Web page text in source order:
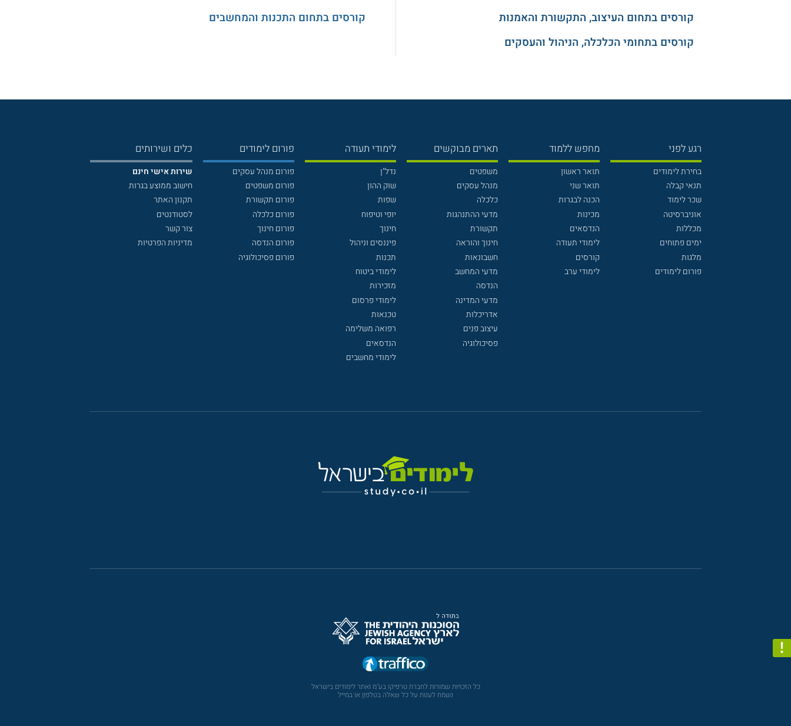
קורסים בתחום העיצוב, התקשורת והאמנות
קורסים בתחומי הכלכלה, הניהול והעסקים
קורסים בתחום התכנות והמחשבים
רגע לפני
בחירת לימודים
תנאי קבלה
שכר לימוד
אוניברסיטה
מכללות
ימים פתוחים
מלגות
פורום לימודים
מחפש ללמוד
תואר ראשון
תואר שני
הכנה לבגרות
מכינות
הנדסאים
לימודי תעודה
קורסים
לימודי ערב
תארים מבוקשים
משפטים
מנהל עסקים
כלכלה
מדעי ההתנהגות
תקשורת
חינוך והוראה
חשבונאות
מדעי המחשב
הנדסה
מדעי המדינה
אדריכלות
עיצוב פנים
פסיכולוגיה
לימודי תעודה
נדל"ן
שוק ההון
שפות
יופי וטיפוח
חינוך
פיננסים וניהול
תכנות
לימודי ביטוח
מזכירות
לימודי פרסום
טכנאות
רפואה משלימה
הנדסאים
לימודי מחשבים
פורום לימודים
פורום מנהל עסקים
פורום משפטים
פורום תקשורת
פורום כלכלה
פורום חינוך
פורום הנדסה
פורום פסיכולוגיה
כלים ושירותים
שירות אישי חינם
חישוב ממוצע בגרות
תקנון האתר
לסטודנטים
צור קשר
מדיניות הפרטיות
כל הזכויות שמורות לחברת טרפיקו בע"מ ואתר לימודים בישראל
נשמח לענות על כל שאלה בטלפון או במייל